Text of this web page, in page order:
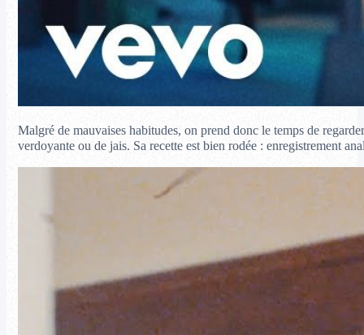
Malgré de mauvaises habitudes, on prend donc le temps de
verdoyante ou de jais. Sa recette est bien rodée : enregistrement